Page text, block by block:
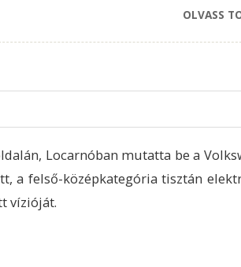
OLVASS
Locarnóban mutatta be a
a felső-középkategória tisztán
vízióját.